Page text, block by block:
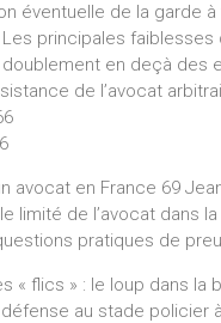
éventuelle de la garde à
principales
en deçà des
de l’avocat
avocat en France 69
limité de l’avocat dans
pratiques de
« flics » : le loup dans la
au stade policier à